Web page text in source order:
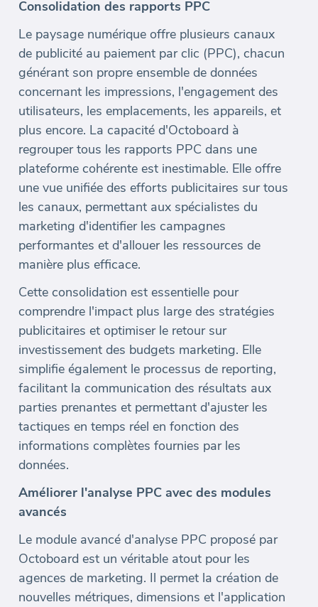
Consolidation des rapports PPC
Le paysage numérique offre plusieurs canaux
de publicité au paiement par clic (PPC), chacun
générant son propre ensemble de données
concernant les impressions, l'engagement des
utilisateurs, les emplacements, les appareils, et
plus encore. La capacité d'Octoboard à
regrouper tous les rapports PPC dans une
plateforme cohérente est inestimable. Elle offre
une vue unifiée des efforts publicitaires sur tous
les canaux, permettant aux spécialistes du
marketing d'identifier les campagnes
performantes et d'allouer les ressources de
manière plus efficace.
Cette consolidation est essentielle pour
comprendre l'impact plus large des stratégies
publicitaires et optimiser le retour sur
investissement des budgets marketing. Elle
simplifie également le processus de reporting,
facilitant la communication des résultats aux
parties prenantes et permettant d'ajuster les
tactiques en temps réel en fonction des
informations complètes fournies par les
données.
Améliorer l'analyse PPC avec des modules
avancés
Le module avancé d'analyse PPC proposé par
Octoboard est un véritable atout pour les
agences de marketing. Il permet la création de
nouvelles métriques, dimensions et l'application